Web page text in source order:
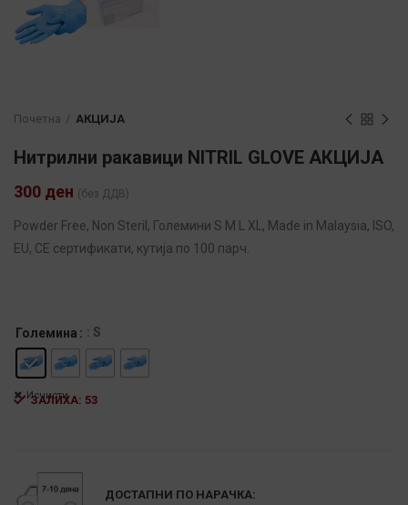
Почетна АКЦИЈА
Нитрилни ракавици NITRIL GLOVE АКЦИЈА
300 ден (без ДДВ)
Powder Free, Non Steril, Големини S M L XL, Made in Malaysia, ISO,
EU, CE сертификати, кутија по 100 парч.
Големина : S
Исчисти
ЗАЛИХА: 53
ДОСТАПНИ ПО НАРАЧКА: